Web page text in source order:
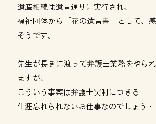
遺産相続は遺言通りに実行され、
福祉団体から「花の遺言書」として、
そうです。
先生が長きに渡って弁護士業務をやら
ますが、
こういう事案は弁護士冥利につきる
生涯忘れられないお仕事なのでしょう・